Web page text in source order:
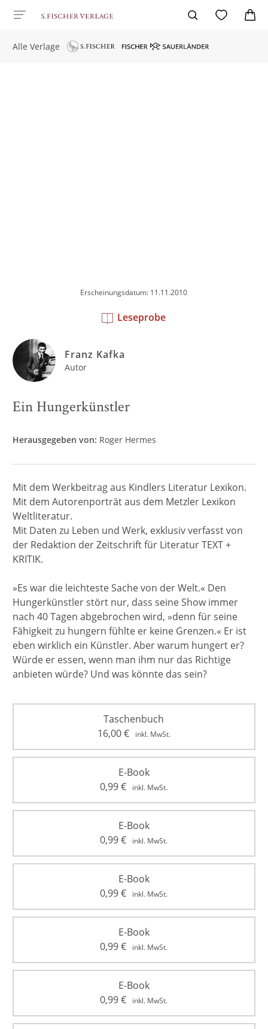
Alle Verlage
Erscheinungsdatum: 11.11.2010
Leseprobe
Franz Kafka
Autor
Ein Hungerkünstler
Herausgegeben von: Roger Hermes
Mit dem Werkbeitrag aus Kindlers Literatur Lexikon.
Mit dem Autorenporträt aus dem Metzler Lexikon
Weltliteratur.
Mit Daten zu Leben und Werk, exklusiv verfasst von
der Redaktion der Zeitschrift für Literatur TEXT +
KRITIK.
»Es war die leichteste Sache von der Welt.« Den
Hungerkünstler stört nur, dass seine Show immer
nach 40 Tagen abgebrochen wird, »denn für seine
Fähigkeit zu hungern fühlte er keine Grenzen.« Er ist
eben wirklich ein Künstler. Aber warum hungert er?
Würde er essen, wenn man ihm nur das Richtige
anbieten würde? Und was könnte das sein?
Taschenbuch
16,00€ inkl. MwSt.
E-Book
0,99€ inkl. MwSt.
E-Book
0,99€ inkl. MwSt.
E-Book
0,99€ inkl. MwSt.
E-Book
0,99€ inkl. MwSt.
E-Book
0,99€ inkl. MwSt.